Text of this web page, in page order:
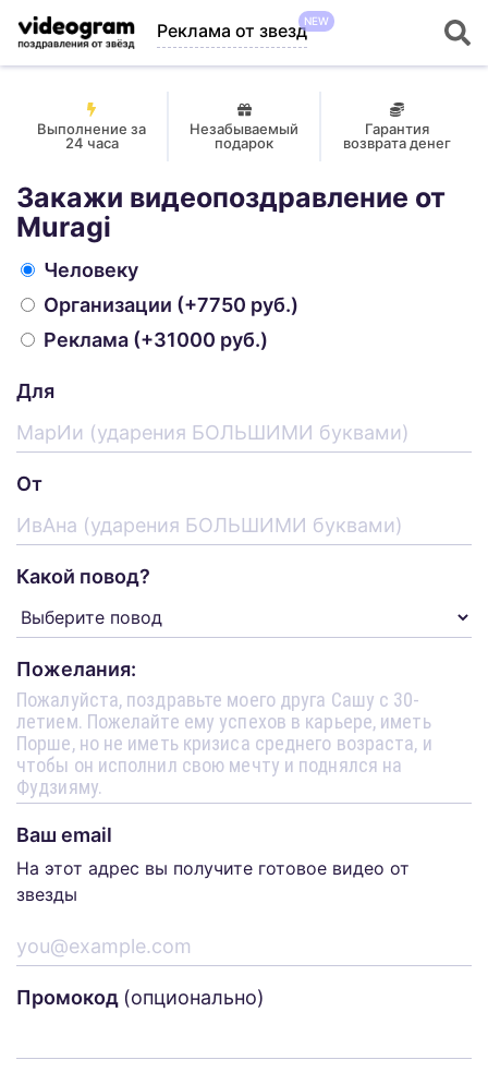
Реклама от звездNEW
Выполнение за
24 часа
Незабываемый
подарок
Гарантия
возврата денег
Закажи видеопоздравление от
Muragi
Человеку
Организации (+7750 руб.)
Реклама (+31000 руб.)
Для
От
Какой повод?
Пожелания:
Ваш email
На этот адрес вы получите готовое видео от
звезды
Промокод (опционально)